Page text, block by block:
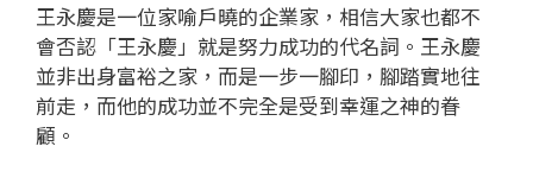
王永慶是一位家喻戶曉的企業家，相信大家也都不
會否認「王永慶」就是努力成功的代名詞。王永慶
並非出身富裕之家，而是一步一腳印，腳踏實地往
前走，而他的成功並不完全是受到幸運之神的眷
顧。